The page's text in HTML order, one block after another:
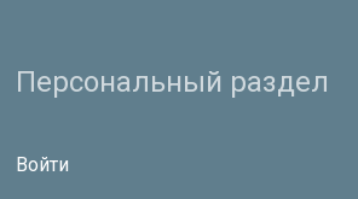
Персональный раздел
Войти